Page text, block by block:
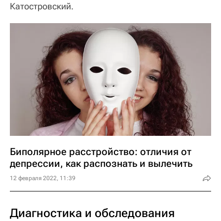
Катостровский.
Биполярное расстройство: отличия от
депрессии, как распознать и вылечить
12 февраля 2022, 11:39
Диагностика и обследования